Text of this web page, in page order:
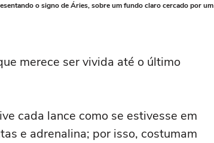
o signo de Áries, sobre um fundo claro cercado por um
merece ser vivida até o último
cada lance como se estivesse em
e adrenalina; por isso, costumam